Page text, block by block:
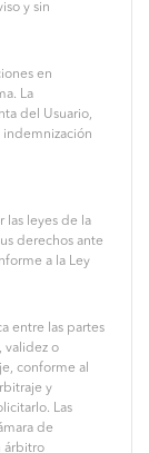
y sin
en
La
del Usuario,
indemnización
las leyes de la
derechos ante
a la Ley
entre las partes
validez o
conforme al
y
Las
de
árbitro